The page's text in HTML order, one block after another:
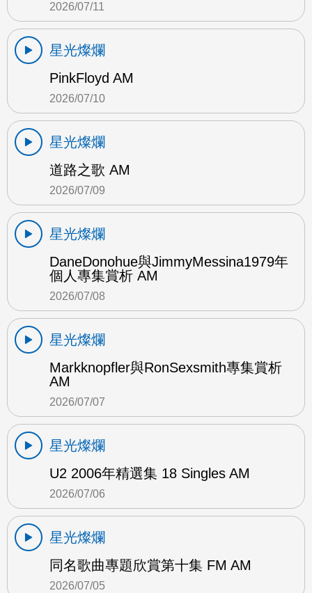
2026/07/11
星光燦爛
PinkFloyd AM
2026/07/10
星光燦爛
道路之歌 AM
2026/07/09
星光燦爛
DaneDonohue與JimmyMessina1979年
個人專集賞析 AM
2026/07/08
星光燦爛
Markknopfler與RonSexsmith專集賞析
AM
2026/07/07
星光燦爛
U2 2006年精選集 18 Singles AM
2026/07/06
星光燦爛
同名歌曲專題欣賞第十集 FM AM
2026/07/05